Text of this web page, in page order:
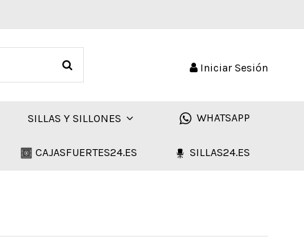
Iniciar Sesión
SILLAS Y SILLONES WHATSAPP
SILLAS24.ES
CAJASFUERTES24.ES